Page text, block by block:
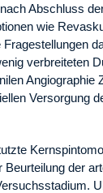
Abschluss
wie
verbreiteten
Angiographie
Versorgung
Beurteilung der